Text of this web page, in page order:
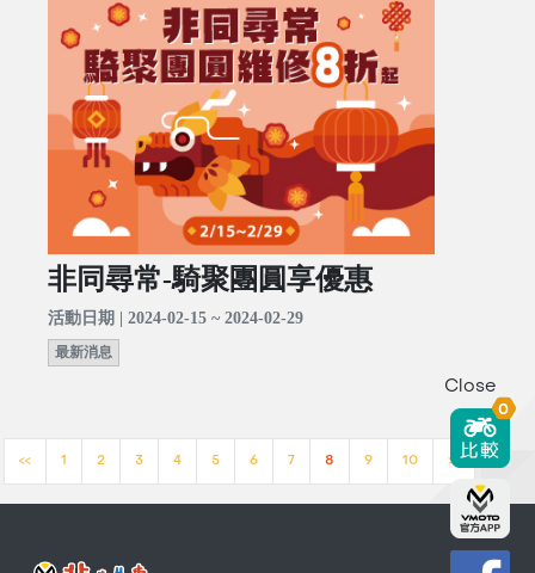
非同尋常-騎聚團圓享優惠
活動日期 | 2024-02-15 ~ 2024-02-29
最新消息
<< 1 2 3 4 5 6 7 8 9 10 >>
Close
0